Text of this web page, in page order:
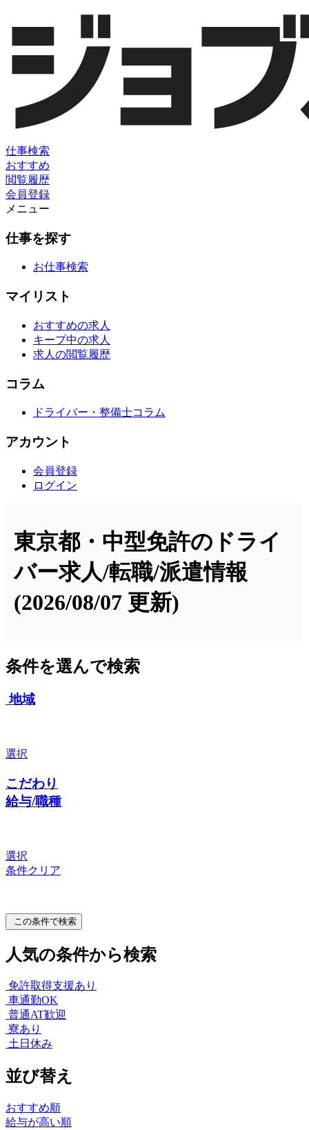
仕事検索
おすすめ
閲覧履歴
会員登録
メニュー
仕事を探す
お仕事検索
マイリスト
おすすめの求人
キープ中の求人
求人の閲覧履歴
コラム
ドライバー・整備士コラム
アカウント
会員登録
ログイン
東京都・中型免許のドライ
バー求人/転職/派遣情報
(2026/08/07 更新)
条件を選んで検索
地域
選択
こだわり
給与/職種
選択
条件クリア
この条件で検索
人気の条件から検索
免許取得支援あり
車通勤OK
普通AT歓迎
寮あり
土日休み
並び替え
おすすめ順
給与が高い順